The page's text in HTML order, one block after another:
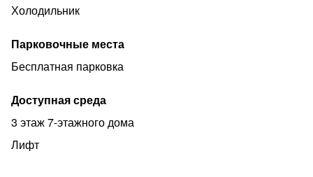
отдыха. Также имеются 3 пляжа санаториев
бесплатный - три муниципальных пляжа. Рядом
находятся аквапарк и зоопарк в санатории
Могу сдать на месяц, или 2 цена по договорённости!
Цена рассчитана для 2 взрослых и 2 детей до 10 лет
Холодильник
Парковочные места
Бесплатная парковка
Доступная среда
3 этаж 7-этажного дома
Лифт